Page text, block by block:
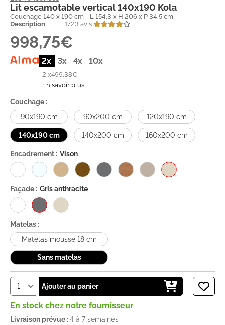
Lit escamotable vertical 140x190 Kola
Couchage 140 x 190 cm - L 154.3 x H 206 x P 34.5 cm
Description
1723 avis
998,75€
2x 3x 4x 10x
2 x499,38€
En savoir plus
Couchage :
90x190 cm
90x200 cm 120x190 cm
140x190 cm 140x200 cm 160x200 cm
Encadrement : Vison
Façade : Gris anthracite
Matelas :
Matelas mousse 18 cm
Sans matelas
Ajouter au panier
En stock chez notre fournisseur
Livraison prévue :4 à 7 semaines